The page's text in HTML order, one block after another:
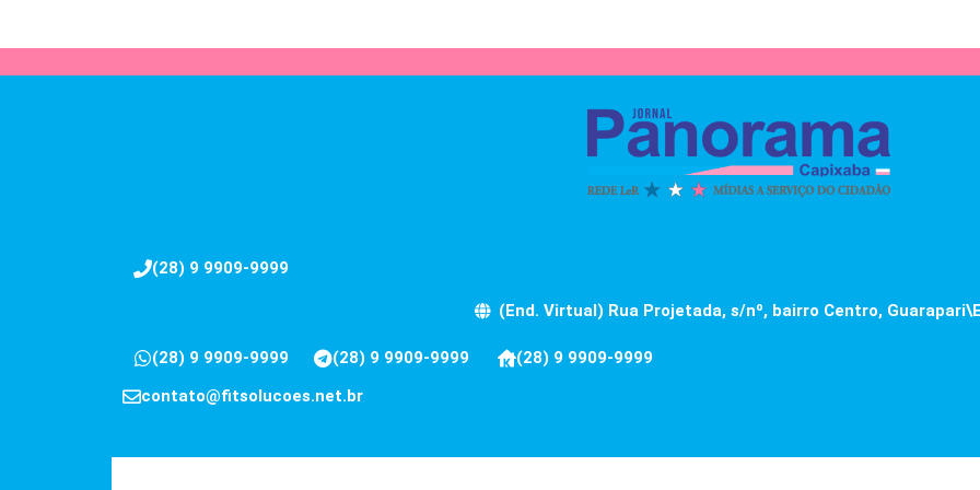
(28) 9 9909-9999
(End. Virtual) Rua Projetada, s/nº, bairro Centro,
(28) 9 9909-9999 (28) 9 9909-9999
(28) 9 9909-9999
contato@fitsolucoes.net.br